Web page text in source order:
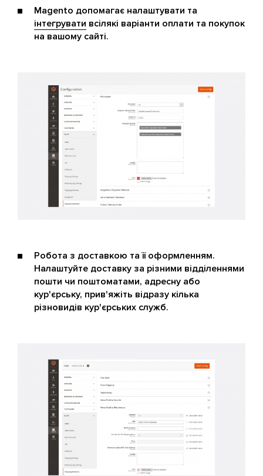
Magento допомагає налаштувати та
інтегрувати всілякі варіанти оплати та покупок
на вашому сайті.
Робота з доставкою та її оформленням.
Налаштуйте доставку за різними відділеннями
пошти чи поштоматами, адресну або
кур'єрську, прив'яжіть відразу кілька
різновидів кур'єрських служб.